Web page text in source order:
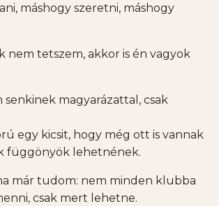
máshogy szeretni, máshogy
nem tetszem, akkor is én vagyok
magyarázattal, csak
egy kicsit, hogy még ott is vannak
függönyök lehetnének.
már tudom: nem minden klubba
csak mert lehetne.